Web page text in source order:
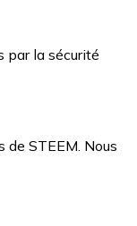
par la sécurité
de STEEM. Nous